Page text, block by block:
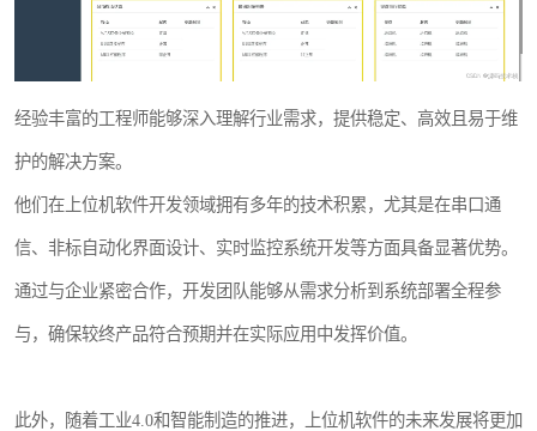
经验丰富的工程师能够深入理解行业需求，提供稳定、高效且易于维
护的解决方案。
他们在上位机软件开发领域拥有多年的技术积累，尤其是在串口通
信、非标自动化界面设计、实时监控系统开发等方面具备显著优势。
通过与企业紧密合作，开发团队能够从需求分析到系统部署全程参
与，确保较终产品符合预期并在实际应用中发挥价值。
此外，随着工业4.0和智能制造的推进，上位机软件的未来发展将更加